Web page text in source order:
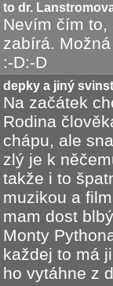
to dr.
Nevím čím to,
zabírá.
:-D:-D
depky a jiný
Na začátek
Rodina
chápu, ale
zlý je k
takže i to
muzikou a
mam dost
Monty
každej to má
ho vytáhne z